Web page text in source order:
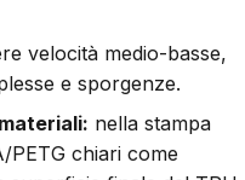
velocità medio-basse,
e sporgenze.
nella stampa
PETG chiari come